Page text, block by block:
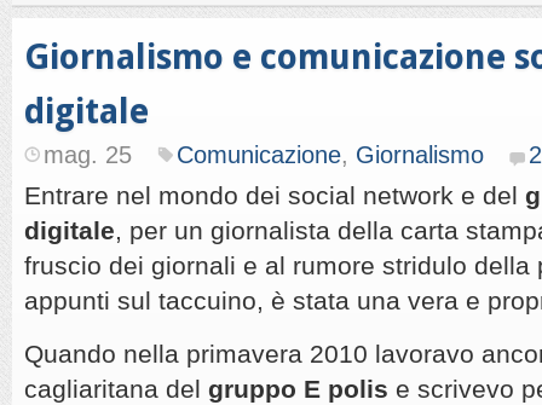
Giornalismo e comunicazione
digitale
mag. 25 Comunicazione, Giornalismo
Entrare nel mondo dei social network e del
digitale, per un giornalista della carta
fruscio dei giornali e al rumore stridulo della
appunti sul taccuino, è stata una vera e
Quando nella primavera 2010 lavoravo
cagliaritana del gruppo E polis e scrivevo